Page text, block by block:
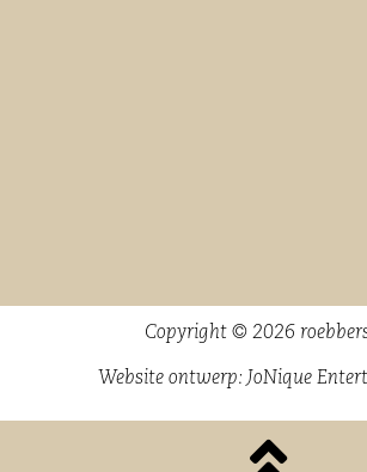
Copyright © 2026
Website ontwerp: JoNique